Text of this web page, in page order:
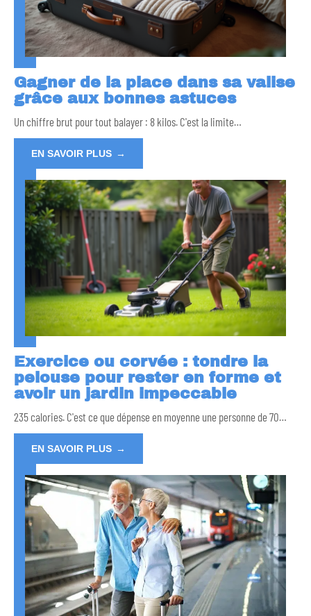
Gagner de la place dans sa valise
grâce aux bonnes astuces
Un chiffre brut pour tout balayer : 8 kilos. C'est la limite…
EN SAVOIR PLUS
Exercice ou corvée : tondre la
pelouse pour rester en forme et
avoir un jardin impeccable
235 calories. C'est ce que dépense en moyenne une personne de 70…
EN SAVOIR PLUS